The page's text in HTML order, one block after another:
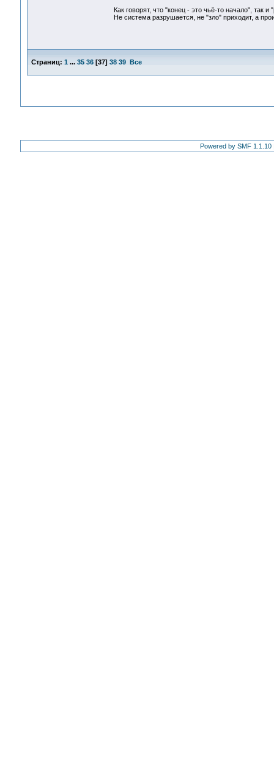
Как говорят, что "конец - это чьё-то начало", так
Не система разрушается, не "зло" приходит, а
Страниц: 1 ... 35 36[37] 38 39 Все
Powered by SMF 1.1.10